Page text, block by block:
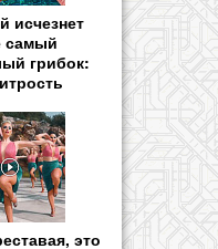
исчезнет
самый
грибок:
это